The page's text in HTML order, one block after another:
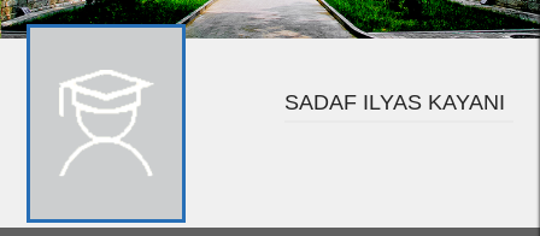
SADAF ILYAS KAYANI